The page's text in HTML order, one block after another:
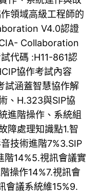
領域高級工程師的
V4.0認證
Collaboration
代碼 :H11-861認
協作考試內容
涵蓋智慧協作解
、H.323與SIP協
進階操作、系統組
障處理知識點1.智
技術進階7%3.SIP
階14%5.視訊會議實
操作14%7.視訊會
會議系統維15%9.